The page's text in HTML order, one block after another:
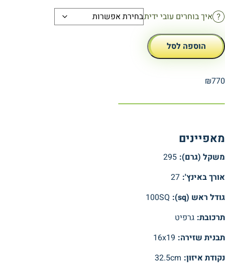
איך בוחרים עובי ידית
הוספה לסל
₪770
מאפיינים
משקל (גרם): 295
אורך באינץ': 27
גודל ראש (sq):
100SQ
תרכובת: גרפיט
תבנית שזירה: 16x19
נקודת איזון: 32.5cm